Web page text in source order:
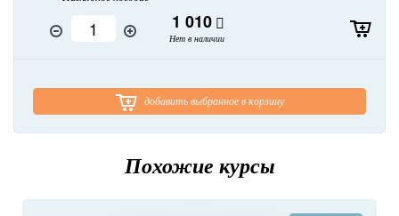
1 010
Нет в наличии
добавить выбранное в корзину
Похожие курсы